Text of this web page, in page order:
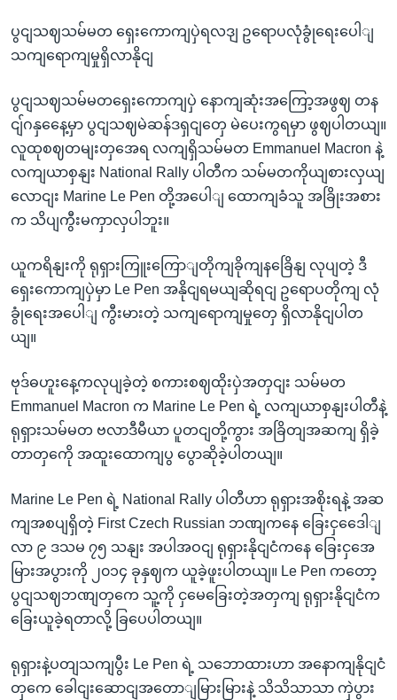
ပွငျသဈသမ်မတ ရှေးကောကျပှဲရလဒျ ဥရောပလုံခွုံရေးပေါျ
သကျရောကျမှုရှိလာနိုငျ
ပွငျသဈသမ်မတရှေးကောကျပှဲ နောကျဆုံးအကြော့အဖွဈ တန
ငျ်ဂနှနေေ့မှာ ပွငျသဈမဲဆန်ဒရှငျတှေ မဲပေးကွရမှာ ဖွဈပါတယျ။
လူထုစဈတမျးတှအေရ လကျရှိသမ်မတ Emmanuel Macron နဲ့
လကျယာစှနျး National Rally ပါတီက သမ်မတကိုယျစားလှယျ
လောငျး Marine Le Pen တို့အပေါျ ထောကျခံသူ အခြိုးအစား
က သိပျကွီးမကှာလှပါဘူး။
ယူကရိနျးကို ရုရှားကြူးကြောျတိုကျခိုကျနခြေိနျ လုပျတဲ့ ဒီ
ရှေးကောကျပှဲမှာ Le Pen အနိုငျရမယျဆိုရငျ ဥရောပတိုကျ လုံ
ခွုံရေးအပေါျ ကွီးမားတဲ့ သကျရောကျမှုတှေ ရှိလာနိုငျပါတ
ယျ။
ဗုဒ်ဓဟူးနေ့ကလုပျခဲ့တဲ့ စကားစဈထိုးပှဲအတှငျး သမ်မတ
Emmanuel Macron က Marine Le Pen ရဲ့ လကျယာစှနျးပါတီနဲ့
ရုရှားသမ်မတ ဗလာဒီမီယာ ပူတငျတို့ကွား အခြိတျအဆကျ ရှိခဲ့
တာတှကေို အထူးထောကျပွ ပွောဆိုခဲ့ပါတယျ။
Marine Le Pen ရဲ့ National Rally ပါတီဟာ ရုရှားအစိုးရနဲ့ အဆ
ကျအစပျရှိတဲ့ First Czech Russian ဘဏျကနေ ခြေးငှဒေေါျ
လာ ၉ ဒသမ ၇၅ သနျး အပါအဝငျ ရုရှားနိုငျငံကနေ ခြေးငှအေ
မြားအပွားကို ၂၀၁၄ ခုနှဈက ယူခဲ့ဖူးပါတယျ။ Le Pen ကတော့
ပွငျသဈဘဏျတှကေ သူ့ကို ငှမေခြေးတဲ့အတှကျ ရုရှားနိုငျငံက
ခြေးယူခဲ့ရတာလို့ ခြပေပါတယျ။
ရုရှားနဲ့ပတျသကျပွီး Le Pen ရဲ့ သဘောထားဟာ အနောကျနိုငျငံ
တှကေ ခေါငျးဆောငျအတောျမြားမြားနဲ့ သိသိသာသာ ကှဲပွား